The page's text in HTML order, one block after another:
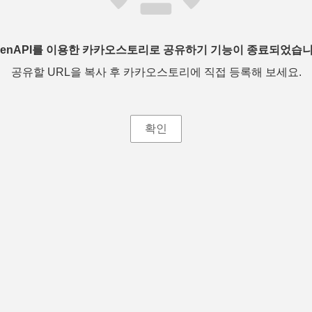
를 이용한 카카오스토리로 공유하기 기능이 종료되었습
공유할 URL을 복사 후 카카오스토리에 직접 등록해 보세요.
확인